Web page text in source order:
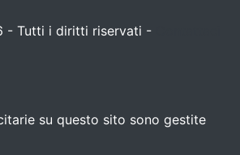
- Tutti i diritti riservati -
su questo sito sono gestite